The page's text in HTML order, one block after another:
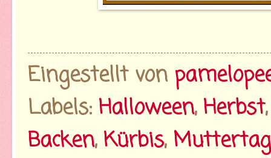
Eingestellt von
Labels: Halloween, Herbst
Backen, Kürbis, Muttertag